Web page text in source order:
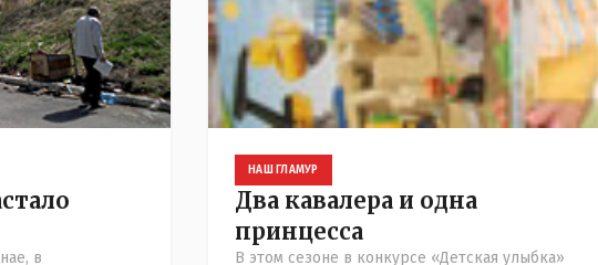
в
НАШ ГЛАМУР
Два кавалера и одна
принцесса
В этом сезоне в конкурсе «Детская улыбка»